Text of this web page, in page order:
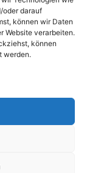
oder darauf
können wir Daten
Website verarbeiten.
können
werden.